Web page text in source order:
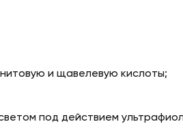
и щавелевую кислоты;
под действием